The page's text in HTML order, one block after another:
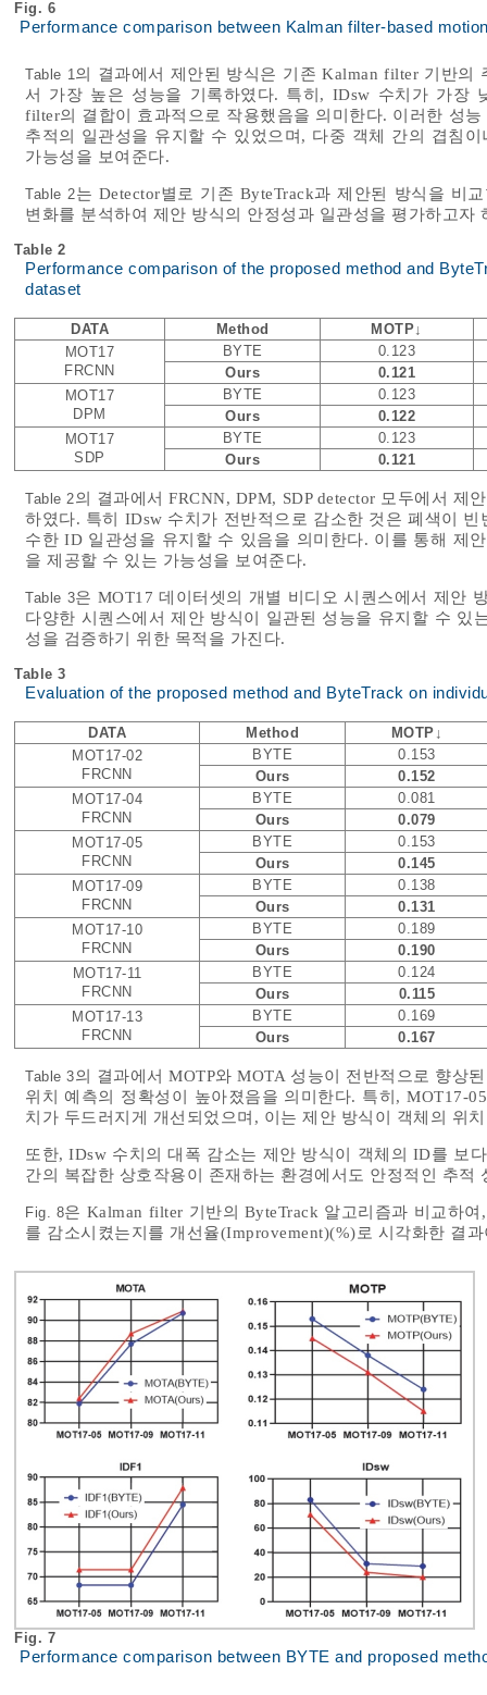
Fig. 6
Performance comparison between Kalman filter-based
Table 1 의 결과에서 제안된 방식은 기존 Kalman filter 기반
서 가장 높은 성능을 기록하였다. 특히, IDsw 수치가 가장
filter의 결합이 효과적으로 작용했음을 의미한다. 이러한 성
추적의 일관성을 유지할 수 있었으며, 다중 객체 간의 겹침
가능성을 보여준다.
Table 2는 Detector별로 기존 ByteTrack과 제안된 방식을 비
변화를 분석하여 제안 방식의 안정성과 일관성을 평가하고자
Table 2
Performance comparison of the proposed method and
dataset
DATA Method
MOTP↓
MOT17
FRCNN
BYTE
0.123
Ours
0.121
MOT17
DPM
BYTE
0.123
Ours
0.122
MOT17
SDP
BYTE
0.123
Ours
0.121
Table 2의 결과에서 FRCNN, DPM, SDP detector 모두에서
하였다. 특히 IDsw 수치가 전반적으로 감소한 것은 폐색이
수한 ID 일관성을 유지할 수 있음을 의미한다. 이를 통해 제
을 제공할 수 있는 가능성을 보여준다.
Table 3은 MOT17 데이터셋의 개별 비디오 시퀀스에서 제안
다양한 시퀀스에서 제안 방식이 일관된 성능을 유지할 수 있
성을 검증하기 위한 목적을 가진다.
Table 3
Evaluation of the proposed method and ByteTrack on
DATA Method
MOTP↓
MOT17-02
FRCNN
BYTE
0.153
Ours
0.152
MOT17-04
FRCNN
BYTE
0.081
Ours
0.079
MOT17-05
FRCNN
BYTE
0.153
Ours
0.145
MOT17-09
FRCNN
BYTE
0.138
Ours
0.131
MOT17-10
FRCNN
BYTE
0.189
Ours
0.190
MOT17-11
FRCNN
BYTE
0.124
Ours
0.115
MOT17-13
FRCNN
BYTE
0.169
Ours
0.167
Table 3의 결과에서 MOTP와 MOTA 성능이 전반적으로 향상
위치 예측의 정확성이 높아졌음을 의미한다. 특히, MOT17-
치가 두드러지게 개선되었으며, 이는 제안 방식이 객체의 위
또한, IDsw 수치의 대폭 감소는 제안 방식이 객체의 ID를 보
간의 복잡한 상호작용이 존재하는 환경에서도 안정적인 추적
Fig. 8은 Kalman filter 기반의 ByteTrack 알고리즘과 비교하
를 감소시켰는지를 개선율(Improvement)(%)로 시각화한 결
Fig. 7
Performance comparison between BYTE and proposed